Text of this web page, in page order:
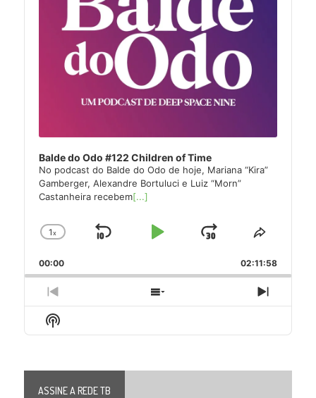
Balde do Odo #122 Children of Time
No podcast do Balde do Odo de hoje, Mariana “Kira”
Gamberger, Alexandre Bortuluci e Luiz “Morn”
Castanheira recebem[...]
Change
Rate
1x
Skip
Play
Jump
Forward
Share
Episode
00:00 02:11:58
Previous
Episode
Show
Episodes
Next
Episode
Show
Podcast
ASSINE A REDE TB